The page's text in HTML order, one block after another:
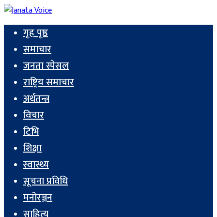
गृह पृष्ठ
समाचार
जनता स्पेसल
राष्ट्रिय समाचार
अर्थतन्त्र
विचार
टिभि
शिक्षा
स्वास्थ्य
सूचना प्रविधि
मनोरञ्जन